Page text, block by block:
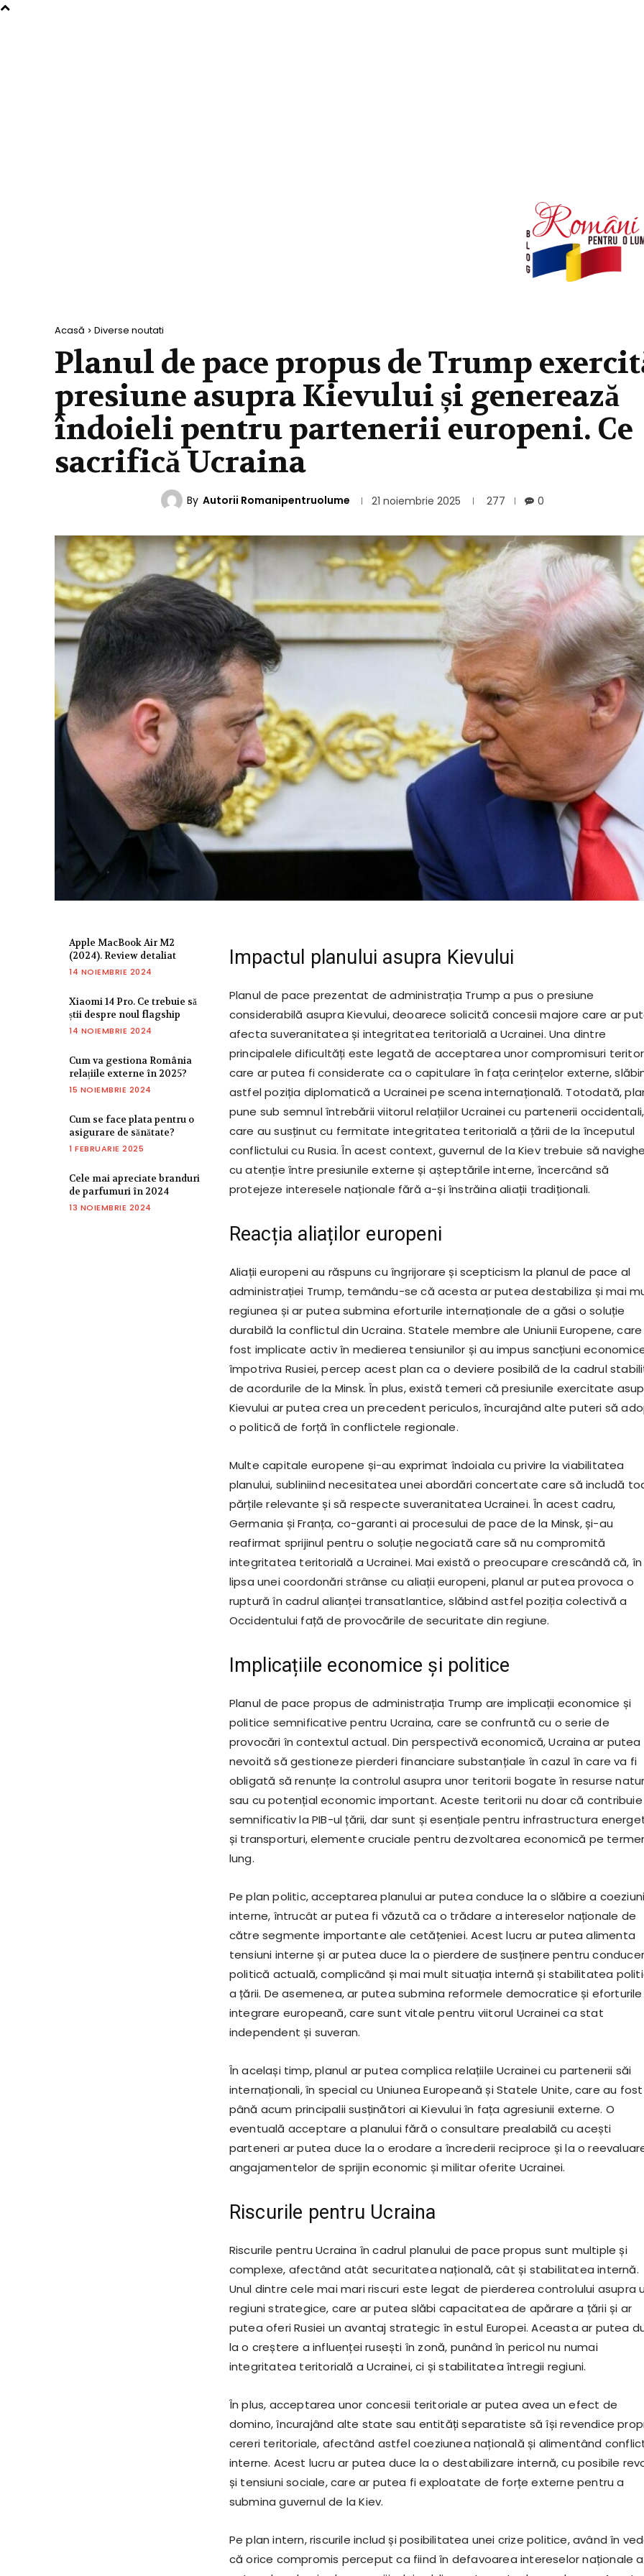
Acasă Diverse noutati
Planul de pace propus de Trump
presiune asupra Kievului și generează
îndoieli pentru partenerii europeni. Ce
sacrifică Ucraina
By Autorii Romanipentruolume 21 noiembrie 2025 277 0
Apple MacBook Air M2
(2024). Review detaliat
14 NOIEMBRIE 2024
Xiaomi 14 Pro. Ce trebuie să
știi despre noul flagship
14 NOIEMBRIE 2024
Cum va gestiona România
relațiile externe în 2025?
15 NOIEMBRIE 2024
Cum se face plata pentru o
asigurare de sănătate?
1 FEBRUARIE 2025
Cele mai apreciate branduri
de parfumuri în 2024
13 NOIEMBRIE 2024
Impactul planului asupra Kievului
Planul de pace prezentat de administrația Trump a pus o presiune
considerabilă asupra Kievului, deoarece solicită concesii majore care ar
afecta suveranitatea și integritatea teritorială a Ucrainei. Una dintre
principalele dificultăți este legată de acceptarea unor compromisuri
care ar putea fi considerate ca o capitulare în fața cerințelor externe,
astfel poziția diplomatică a Ucrainei pe scena internațională. Totodată,
pune sub semnul întrebării viitorul relațiilor Ucrainei cu partenerii occidentali,
care au susținut cu fermitate integritatea teritorială a țării de la începutul
conflictului cu Rusia. În acest context, guvernul de la Kiev trebuie să
cu atenție între presiunile externe și așteptările interne, încercând să
protejeze interesele naționale fără a-și înstrăina aliații tradiționali.
Reacția aliaților europeni
Aliații europeni au răspuns cu îngrijorare și scepticism la planul de pace al
administrației Trump, temându-se că acesta ar putea destabiliza și mai
regiunea și ar putea submina eforturile internaționale de a găsi o soluție
durabilă la conflictul din Ucraina. Statele membre ale Uniunii Europene,
fost implicate activ în medierea tensiunilor și au impus sancțiuni
împotriva Rusiei, percep acest plan ca o deviere posibilă de la cadrul
de acordurile de la Minsk. În plus, există temeri că presiunile exercitate
Kievului ar putea crea un precedent periculos, încurajând alte puteri să
o politică de forță în conflictele regionale.
Multe capitale europene și-au exprimat îndoiala cu privire la viabilitatea
planului, subliniind necesitatea unei abordări concertate care să includă
părțile relevante și să respecte suveranitatea Ucrainei. În acest cadru,
Germania și Franța, co-garanti ai procesului de pace de la Minsk, și-au
reafirmat sprijinul pentru o soluție negociată care să nu compromită
integritatea teritorială a Ucrainei. Mai există o preocupare crescândă că, în
lipsa unei coordonări strânse cu aliații europeni, planul ar putea provoca o
ruptură în cadrul alianței transatlantice, slăbind astfel poziția colectivă a
Occidentului față de provocările de securitate din regiune.
Implicațiile economice și politice
Planul de pace propus de administrația Trump are implicații economice și
politice semnificative pentru Ucraina, care se confruntă cu o serie de
provocări în contextul actual. Din perspectivă economică, Ucraina ar putea
nevoită să gestioneze pierderi financiare substanțiale în cazul în care va fi
obligată să renunțe la controlul asupra unor teritorii bogate în resurse
sau cu potențial economic important. Aceste teritorii nu doar că contribuie
semnificativ la PIB-ul țării, dar sunt și esențiale pentru infrastructura
și transporturi, elemente cruciale pentru dezvoltarea economică pe
lung.
Pe plan politic, acceptarea planului ar putea conduce la o slăbire a
interne, întrucât ar putea fi văzută ca o trădare a intereselor naționale de
către segmente importante ale cetățeniei. Acest lucru ar putea alimenta
tensiuni interne și ar putea duce la o pierdere de susținere pentru
politică actuală, complicând și mai mult situația internă și stabilitatea
a țării. De asemenea, ar putea submina reformele democratice și
integrare europeană, care sunt vitale pentru viitorul Ucrainei ca stat
independent și suveran.
În același timp, planul ar putea complica relațiile Ucrainei cu partenerii săi
internaționali, în special cu Uniunea Europeană și Statele Unite, care au fost
până acum principalii susținători ai Kievului în fața agresiunii externe. O
eventuală acceptare a planului fără o consultare prealabilă cu acești
parteneri ar putea duce la o erodare a încrederii reciproce și la o
angajamentelor de sprijin economic și militar oferite Ucrainei.
Riscurile pentru Ucraina
Riscurile pentru Ucraina în cadrul planului de pace propus sunt multiple și
complexe, afectând atât securitatea națională, cât și stabilitatea internă.
Unul dintre cele mai mari riscuri este legat de pierderea controlului asupra
regiuni strategice, care ar putea slăbi capacitatea de apărare a țării și ar
putea oferi Rusiei un avantaj strategic în estul Europei. Aceasta ar putea
la o creștere a influenței rusești în zonă, punând în pericol nu numai
integritatea teritorială a Ucrainei, ci și stabilitatea întregii regiuni.
În plus, acceptarea unor concesii teritoriale ar putea avea un efect de
domino, încurajând alte state sau entități separatiste să își revendice
cereri teritoriale, afectând astfel coeziunea națională și alimentând
interne. Acest lucru ar putea duce la o destabilizare internă, cu posibile
și tensiuni sociale, care ar putea fi exploatate de forțe externe pentru a
submina guvernul de la Kiev.
Pe plan intern, riscurile includ și posibilitatea unei crize politice, având în
că orice compromis perceput ca fiind în defavoarea intereselor naționale